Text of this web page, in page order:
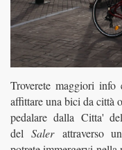
Troverete maggiori
affittare una bici da città
pedalare dalla Citta'
delSalerattraverso